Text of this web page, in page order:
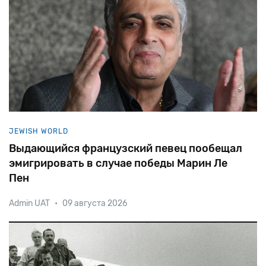
XIX по середину XX века — на этом языке созд
JEWISH WORLD
Выдающийся французский певец пообещал
эмигрировать в случае победы Марин Ле
Пен
Известный французский шансонье Энрико Масиас,
продавший за свою карьеру более 60 000 000
дисков, объявил, что уедет (возможно, в Израиль),
если после президентских выборов 2022 года
Admin UAT • 09 августа 2026